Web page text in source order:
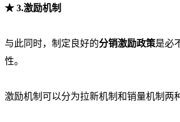
★ 3.激励机制
与此同时，制定良好的分销激励政策是必
性。
激励机制可以分为拉新机制和销量机制两